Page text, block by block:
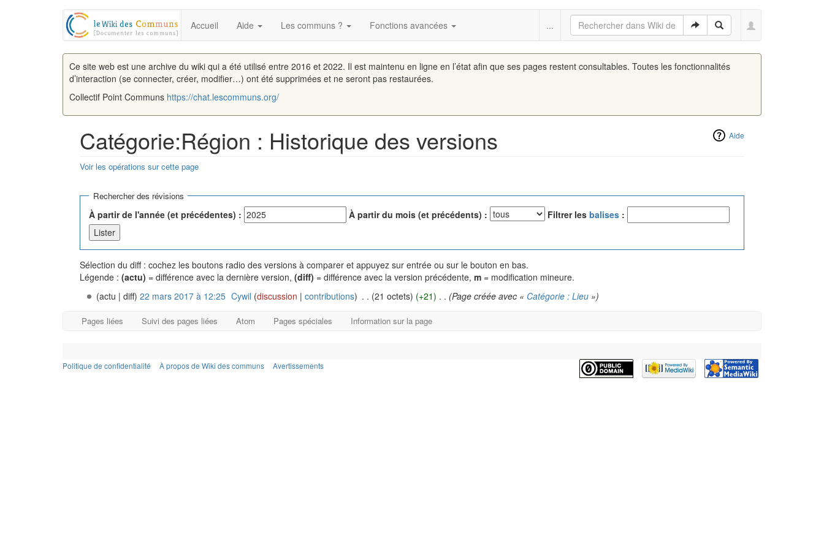
Accueil Aide Les communs ? Fonctions avancées ...
Ce site web est une archive du wiki qui a été utilisé entre 2016 et 2022. Il est maintenu en ligne en l’état afin que ses pages restent consultables. Toutes les fonctionnalités
d’interaction (se connecter, créer, modifier…) ont été supprimées et ne seront pas restaurées.
Collectif Point Communs https://chat.lescommuns.org/
Aide
Catégorie:Région : Historique des versions
Voir les opérations sur cette page
Rechercher des révisions
À partir de l'année (et précédentes) : À partir du mois (et précédents) : Filtrer les balises :
Sélection du diff : cochez les boutons radio des versions à comparer et appuyez sur entrée ou sur le bouton en bas.
Légende : (actu) = différence avec la dernière version, (diff) = différence avec la version précédente, m = modification mineure.
(actu | diff) 22 mars 2017 à 12:25‎ Cywil (discussion |contributions) . . (21 octets) (+21) . . (Page créée avec « Catégorie : Lieu »)
Pages liées Suivi des pages liées Atom Pages spéciales Information sur la page
Politique de confidentialité À propos de Wiki des communs Avertissements